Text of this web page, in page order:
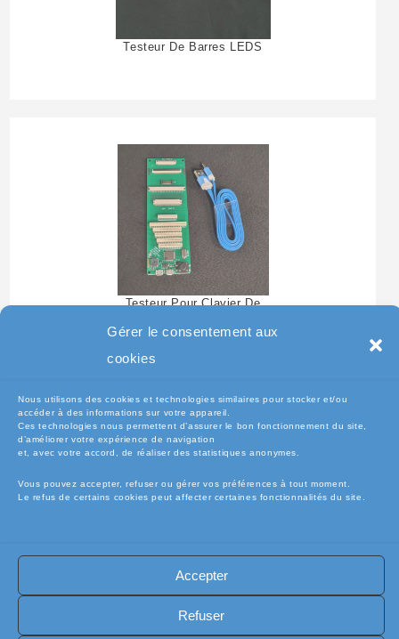
Gérer le consentement aux
cookies
Nous utilisons des cookies et technologies similaires pour stocker et/ou
accéder à des informations sur votre appareil.
Ces technologies nous permettent d’assurer le bon fonctionnement du site,
d’améliorer votre expérience de navigation
et, avec votre accord, de réaliser des statistiques anonymes.
Vous pouvez accepter, refuser ou gérer vos préférences à tout moment.
Le refus de certains cookies peut affecter certaines fonctionnalités du site.
Accepter
Refuser
Testeur De Barres LEDS
Testeur Pour Clavier De
🧾Conditions Générales de Vente (CGV)
🧾 Mentions légales
🔐 Politique de confidentialité
🔐 Exercer mes droits RGPD
🍪 Politique de cookies (UE)
📦Livraisons et retours
🛡️ Assurance casse / perte